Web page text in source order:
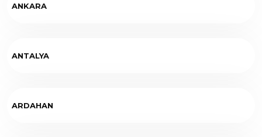
ANKARA
ANTALYA
ARDAHAN